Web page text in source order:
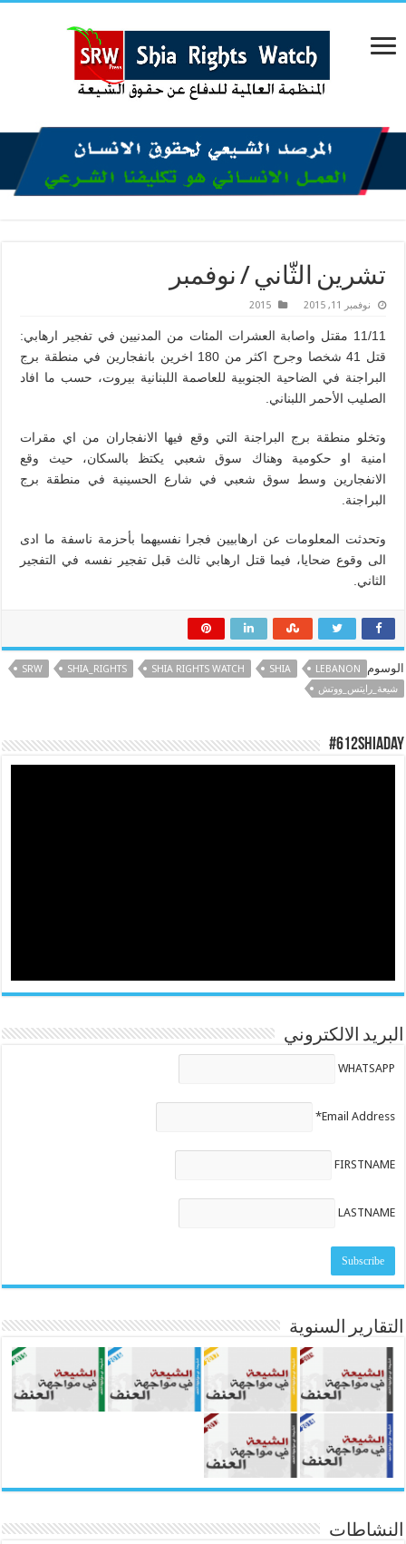
تشرين الثّاني / نوفمبر
نوفمبر 11, 2015 2015
11/11 مقتل واصابة العشرات المئات من المدنيين في تفجير ارهابي:
قتل 41 شخصا وجرح اكثر من 180 اخرين بانفجارين في منطقة برج
البراجنة في الضاحية الجنوبية للعاصمة اللبنانية بيروت، حسب ما افاد
الصليب الأحمر اللبناني.
وتخلو منطقة برج البراجنة التي وقع فيها الانفجاران من اي مقرات
امنية او حكومية وهناك سوق شعبي يكتظ بالسكان، حيث وقع
الانفجارين وسط سوق شعبي في شارع الحسينية في منطقة برج
البراجنة.
وتحدثت المعلومات عن ارهابيين فجرا نفسيهما بأحزمة ناسفة ما ادى
الى وقوع ضحايا، فيما قتل ارهابي ثالث قبل تفجير نفسه في التفجير
الثاني.
الوسوم LEBANON
SHIA
SHIA RIGHTS WATCH
SHIA_RIGHTS
SRW
شيعة_رايتس_ووتش
#612ShiaDay
البريد الالكتروني
WHATSAPP
Email Address*
FIRSTNAME
LASTNAME
التقارير السنوية
النشاطات